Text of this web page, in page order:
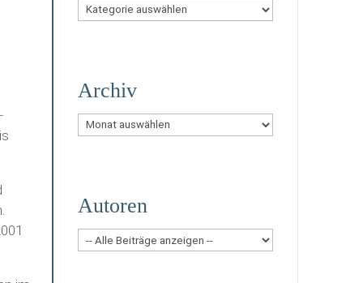
Themen
Archiv
Archiv
Autoren